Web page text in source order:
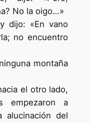
No la oigo…»
dijo: «En vano
no encuentro
montaña
el otro lado,
empezaron a
alucinación del